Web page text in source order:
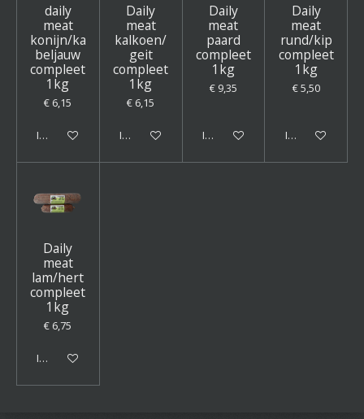
daily
meat
konijn/ka
beljauw
compleet
1kg
€ 6,15
In winkelwagen
Daily
meat
kalkoen/
geit
compleet
1kg
€ 6,15
In winkelwagen
Daily
meat
paard
compleet
1kg
€ 9,35
In winkelwagen
Daily
meat
rund/kip
compleet
1kg
€ 5,50
In winkelwagen
Daily
meat
lam/hert
compleet
1kg
€ 6,75
In winkelwagen